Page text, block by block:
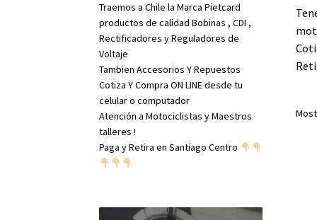
Traemos a Chile la Marca Pietcard
productos de calidad Bobinas , CDI ,
Rectificadores y Reguladores de
Voltaje
Tambien Accesorios Y Repuestos
Cotiza Y Compra ON LINE desde tu
celular o computador
Atención a Motociclistas y Maestros
talleres !
Paga y Retira en Santiago Centro